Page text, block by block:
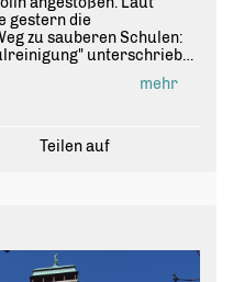
gestern die
zu sauberen Schulen:
unterschrieben
mehr
Teilen auf